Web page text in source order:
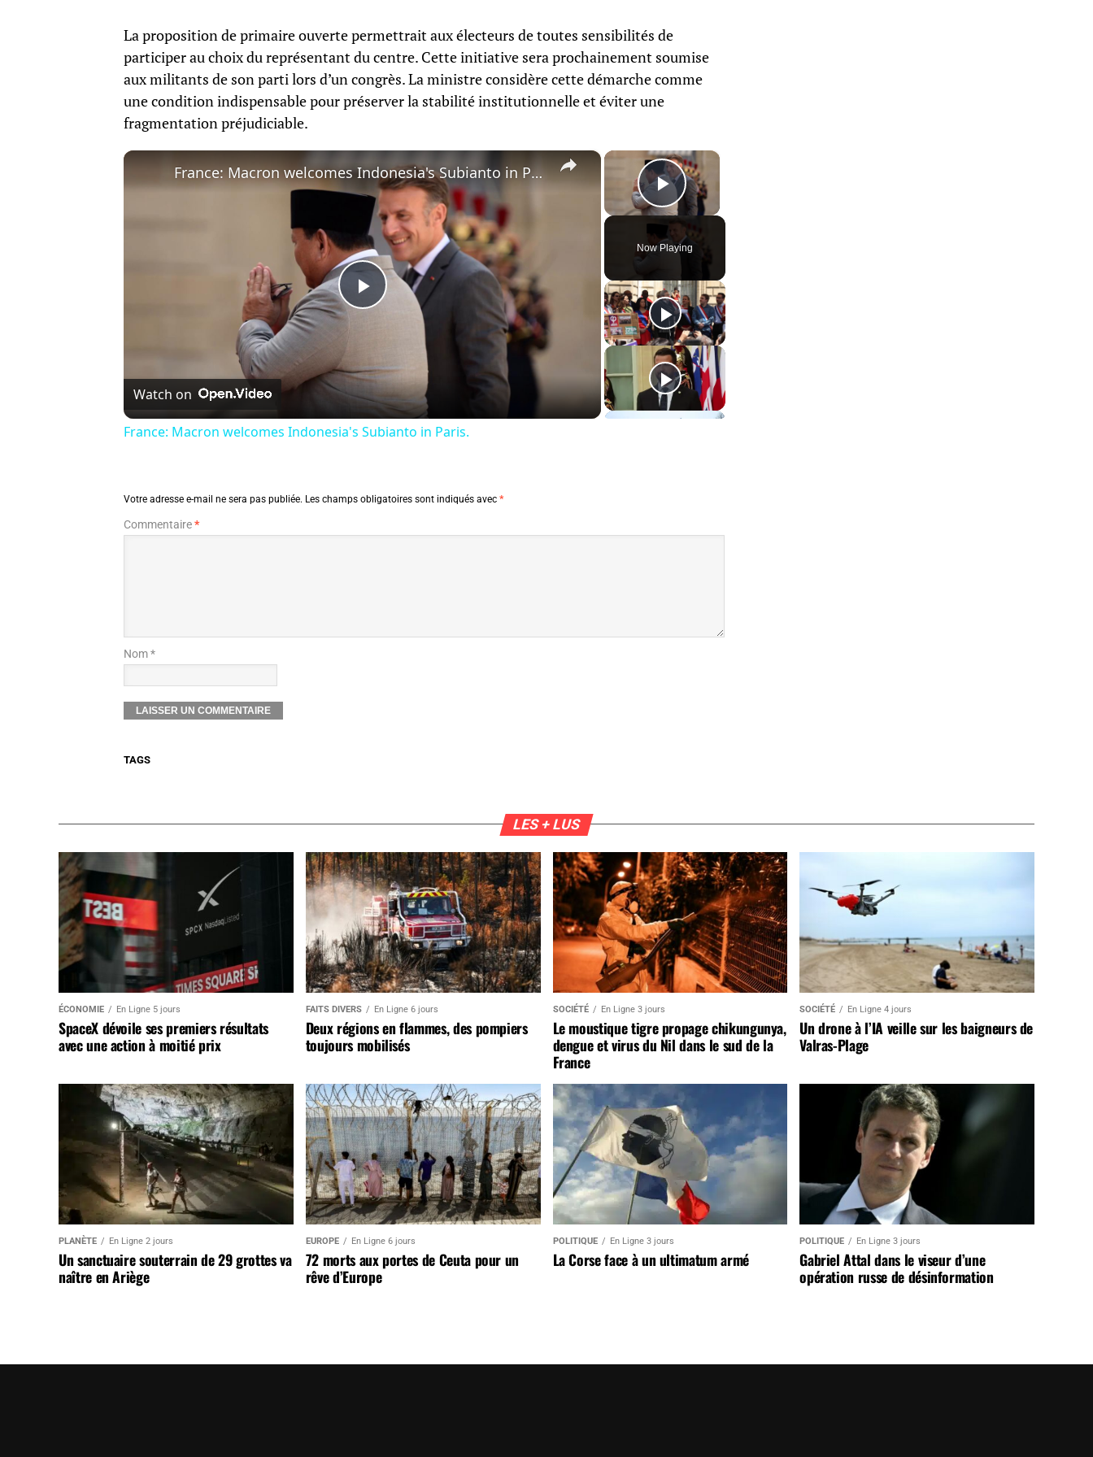
La proposition de primaire ouverte permettrait aux électeurs de toutes sensibilités de
participer au choix du représentant du centre. Cette initiative sera prochainement soumise
aux militants de son parti lors d’un congrès. La ministre considère cette démarche comme
une condition indispensable pour préserver la stabilité institutionnelle et éviter une
fragmentation préjudiciable.
×
Play Video
Now Playing
×
Play
Video
France: Macron welcomes Indonesia's Subianto in Paris.
Watch on
France: Macron welcomes Indonesia's Subianto in Paris.
Votre adresse e-mail ne sera pas publiée. Les champs obligatoires sont indiqués avec *
Commentaire*
Nom *
TAGS
LES + LUS
ÉCONOMIE En Ligne 5 jours
SpaceX dévoile ses premiers résultats
avec une action à moitié prix
FAITS DIVERS En Ligne 6 jours
Deux régions en flammes, des pompiers
toujours mobilisés
SOCIÉTÉ En Ligne 3 jours
Le moustique tigre propage chikungunya,
dengue et virus du Nil dans le sud de la
France
SOCIÉTÉ En Ligne 4 jours
Un drone à l’IA veille sur les baigneurs de
Valras-Plage
PLANÈTE En Ligne 2 jours
Un sanctuaire souterrain de 29 grottes va
naître en Ariège
EUROPE En Ligne 6 jours
72 morts aux portes de Ceuta pour un
rêve d’Europe
POLITIQUE En Ligne 3 jours
La Corse face à un ultimatum armé
POLITIQUE En Ligne 3 jours
Gabriel Attal dans le viseur d’une
opération russe de désinformation